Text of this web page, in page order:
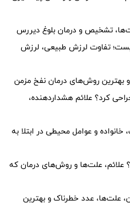
تشخیص و درمان بلوغ دیررس
تفاوت لرزش طبیعی، لرزش
روش‌های درمان نفخ مزمن
کرد؟ علائم هشداردهنده،
و عوامل محیطی در ابتلا به
علت‌ها و روش‌های درمان که
علت‌ها، عدد خطرناک و بهترین